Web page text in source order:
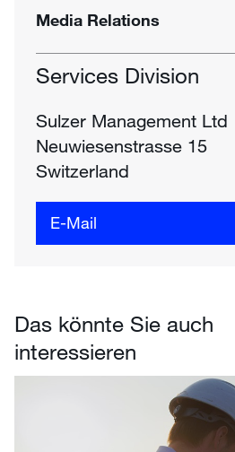
Media Relations
Services Division
Sulzer Management Ltd
Neuwiesenstrasse 15
Switzerland
E-Mail
Das könnte Sie auch
interessieren